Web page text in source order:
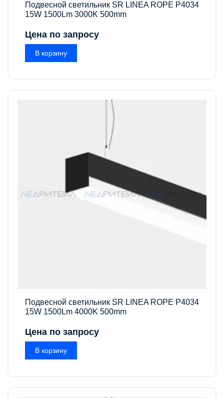
Подвесной светильник SR LINEA ROPE P4034
15W 1500Lm 3000K 500mm
Цена по запросу
В корзину
Подвесной светильник SR LINEA ROPE P4034
15W 1500Lm 4000K 500mm
Цена по запросу
В корзину